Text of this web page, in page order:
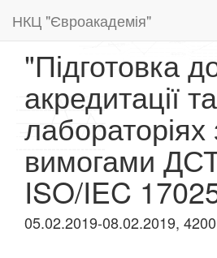
НКЦ "Євроакадемія"
"Підготовка
акредитації
лабораторіях
вимогами
ISO/IEC
05.02.2019-08.02.2019,